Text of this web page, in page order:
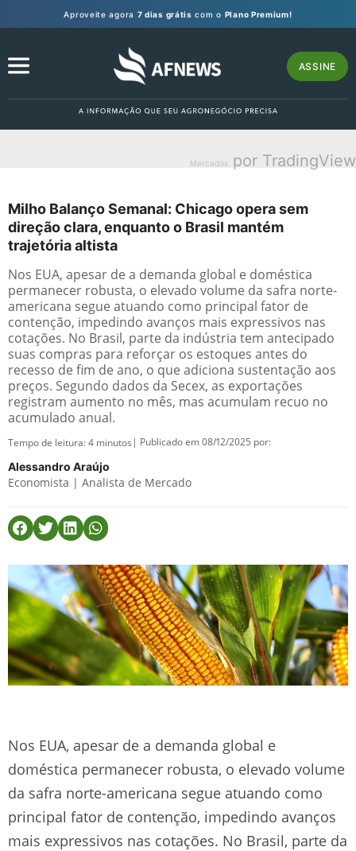
Aproveite agora 7 dias grátis com o Plano Premium!
ASSINE
Mercados por TradingView
Milho Balanço Semanal: Chicago opera sem
direção clara, enquanto o Brasil mantém
trajetória altista
Nos EUA, apesar de a demanda global e doméstica
permanecer robusta, o elevado volume da safra norte-
americana segue atuando como principal fator de
contenção, impedindo avanços mais expressivos nas
cotações. No Brasil, parte da indústria tem antecipado
suas compras para reforçar os estoques antes do
recesso de fim de ano, o que adiciona sustentação aos
preços. Segundo dados da Secex, as exportações
registram aumento no mês, mas acumulam recuo no
acumulado anual.
Tempo de leitura:4 minutos | Publicado em 08/12/2025 por:
Alessandro Araújo
Economista | Analista de Mercado
Nos EUA, apesar de a demanda global e
doméstica permanecer robusta, o elevado volume
da safra norte-americana segue atuando como
principal fator de contenção, impedindo avanços
mais expressivos nas cotações. No Brasil, parte da